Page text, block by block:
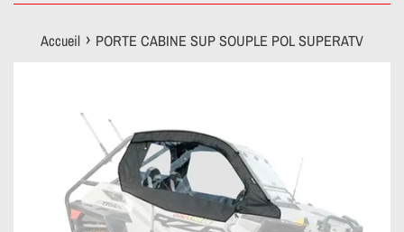
Accueil › PORTE CABINE SUP SOUPLE POL SUPERATV